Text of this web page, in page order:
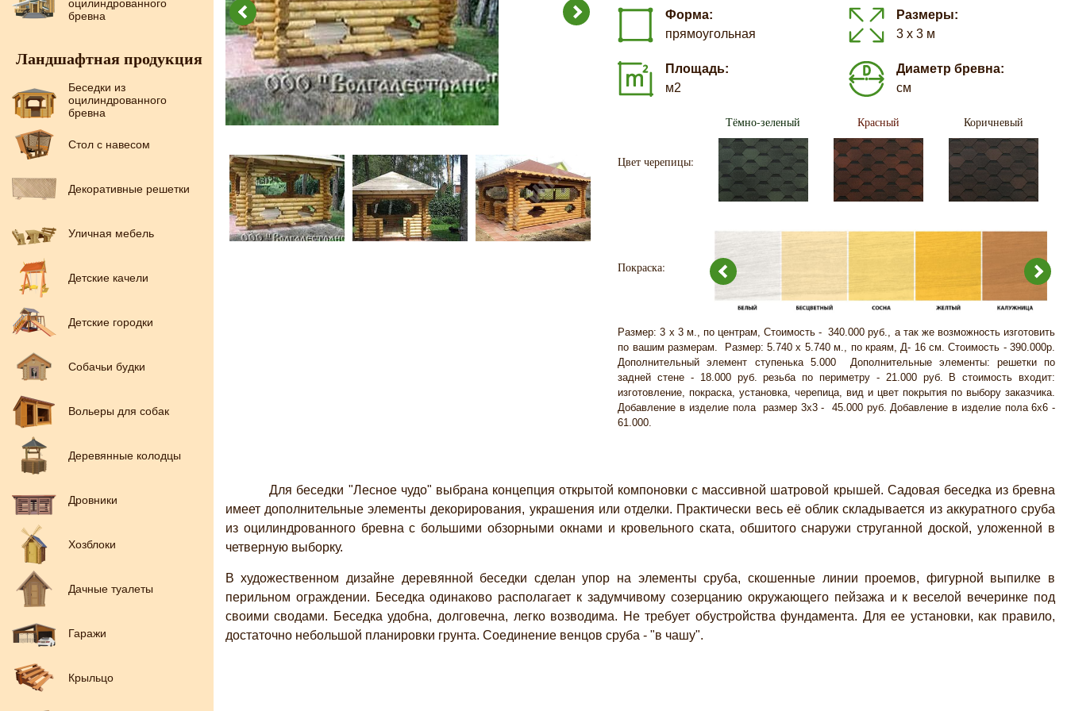
оцилиндрованного
бревна
Ландшафтная продукция
Беседки из
оцилиндрованного
бревна
Стол с навесом
Декоративные решетки
Уличная мебель
Детские качели
Детские городки
Собачьи будки
Вольеры для собак
Деревянные колодцы
Дровники
Хозблоки
Дачные туалеты
Гаражи
Крыльцо
Форма:
прямоугольная
Размеры:
3 х 3 м
Площадь:
м2
Диаметр бревна:
см
Цвет черепицы:
Тёмно-зеленый Красный Коричневый
Покраска:
Размер: 3 х 3 м., по центрам, Стоимость - 340.000 руб., а так же возможность изготовить
по вашим размерам. Размер: 5.740 х 5.740 м., по краям, Д- 16 см. Стоимость - 390.000р.
Дополнительный элемент ступенька 5.000 Дополнительные элементы: решетки по
задней стене - 18.000 руб. резьба по периметру - 21.000 руб. В стоимость входит:
изготовление, покраска, установка, черепица, вид и цвет покрытия по выбору заказчика.
Добавление в изделие пола размер 3х3 - 45.000 руб. Добавление в изделие пола 6х6 -
61.000.
Для беседки "Лесное чудо" выбрана концепция открытой компоновки с массивной шатровой крышей. Садовая беседка из бревна
имеет дополнительные элементы декорирования, украшения или отделки. Практически весь её облик складывается из аккуратного сруба
из оцилиндрованного бревна с большими обзорными окнами и кровельного ската, обшитого снаружи струганной доской, уложенной в
четверную выборку.
В художественном дизайне деревянной беседки сделан упор на элементы сруба, скошенные линии проемов, фигурной выпилке в
перильном ограждении. Беседка одинаково располагает к задумчивому созерцанию окружающего пейзажа и к веселой вечеринке под
своими сводами. Беседка удобна, долговечна, легко возводима. Не требует обустройства фундамента. Для ее установки, как правило,
достаточно небольшой планировки грунта. Соединение венцов сруба - "в чашу".